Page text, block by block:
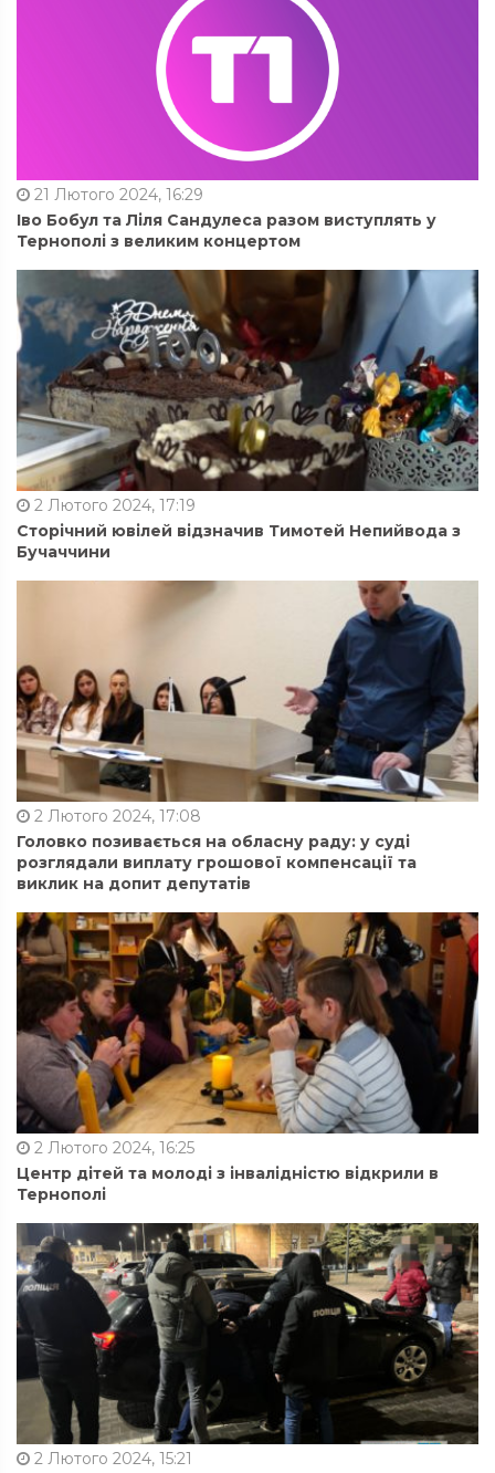
21 Лютого 2024, 16:29
Іво Бобул та Ліля Сандулеса разом виступлять у
Тернополі з великим концертом
2 Лютого 2024, 17:19
Сторічний ювілей відзначив Тимотей Непийвода з
Бучаччини
2 Лютого 2024, 17:08
Головко позивається на обласну раду: у суді
розглядали виплату грошової компенсації та
виклик на допит депутатів
2 Лютого 2024, 16:25
Центр дітей та молоді з інвалідністю відкрили в
Тернополі
2 Лютого 2024, 15:21